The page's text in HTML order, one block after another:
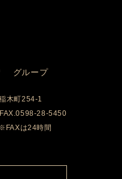
グループ
木町254-1
28-5450
は24時間